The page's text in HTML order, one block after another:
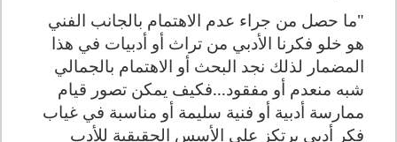
"ما حصل من جراء عدم الاهتمام بالجانب الفني
هو خلو فكرنا الأدبي من تراث أو أدبيات في هذا
المضمار لذلك نجد البحث أو الاهتمام بالجمالي
شبه منعدم أو مفقود...فكيف يمكن تصور قيام
ممارسة أدبية أو فنية سليمة أو مناسبة في غياب
فكر أدبي يرتكز على الأسس الحقيقية للأدب